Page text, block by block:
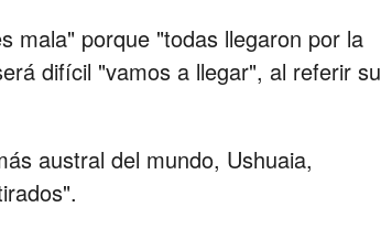
mala" porque "todas llegaron por la
difícil "vamos a llegar", al referir su
austral del mundo, Ushuaia,